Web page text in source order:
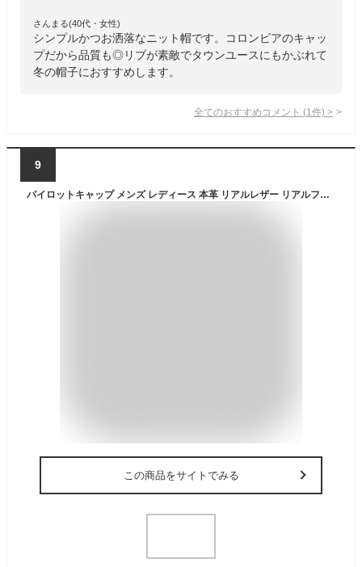
さんまる(40代・女性)
シンプルかつお洒落なニット帽です。コロンビアのキャッ
プだから品質も◎リブが素敵でタウンユースにもかぶれて
冬の帽子におすすめします。
全てのおすすめコメント (1 件) >
9
パイロットキャップ メンズ レディース 本革 リアルレザー リアルファー付 ロシア帽 ファーハット 羊革 ラムレザー 革ロシア 帽子 フライトキャップ 大きいサイズ 防寒 防風 釣り 雪国 登山 自転車 オーロラ 流氷 黒 ブラック
この商品をサイトでみる